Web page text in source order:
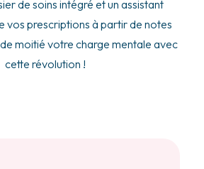
de soins intégré et un assistant
vos prescriptions à partir de notes
moitié votre charge mentale avec
cette révolution !